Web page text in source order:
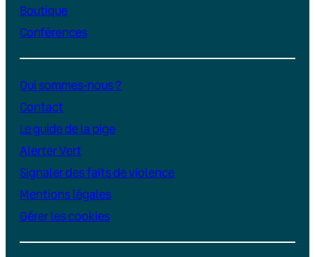
Boutique
Conférences
Qui sommes-nous ?
Contact
Le guide de la pige
Alerter Vert
Signaler des faits de violence
Mentions légales
Gérer les cookies